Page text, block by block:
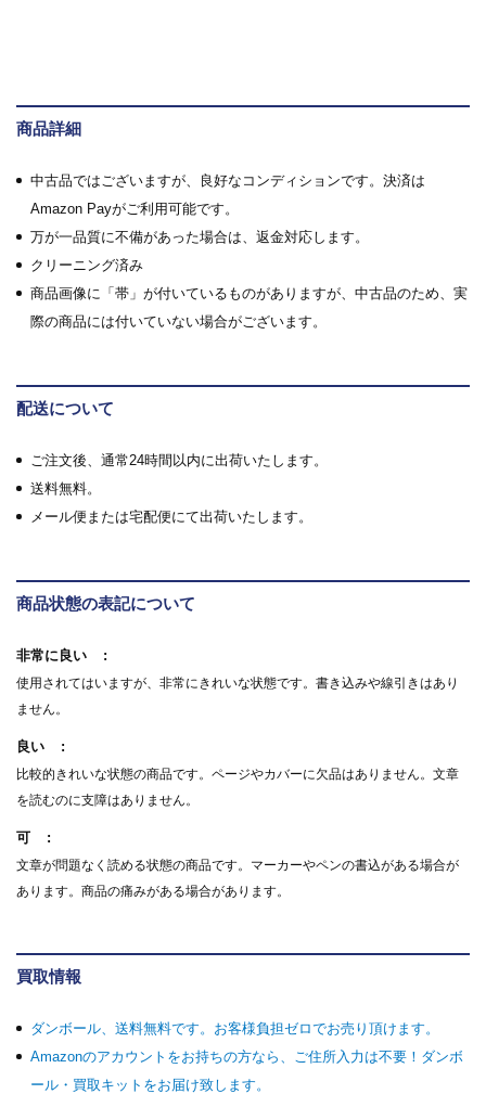
商品詳細
中古品ではございますが、良好なコンディションです。決済は
Amazon Payがご利用可能です。
万が一品質に不備があった場合は、返金対応します。
クリーニング済み
商品画像に「帯」が付いているものがありますが、中古品のため、実
際の商品には付いていない場合がございます。
配送について
ご注文後、通常24時間以内に出荷いたします。
送料無料。
メール便または宅配便にて出荷いたします。
商品状態の表記について
非常に良い
使用されてはいますが、非常にきれいな状態です。書き込みや線引きはあり
ません。
良い
比較的きれいな状態の商品です。ページやカバーに欠品はありません。文章
を読むのに支障はありません。
可
文章が問題なく読める状態の商品です。マーカーやペンの書込がある場合が
あります。商品の痛みがある場合があります。
買取情報
ダンボール、送料無料です。お客様負担ゼロでお売り頂けます。
Amazonのアカウントをお持ちの方なら、ご住所入力は不要！ダンボ
ール・買取キットをお届け致します。